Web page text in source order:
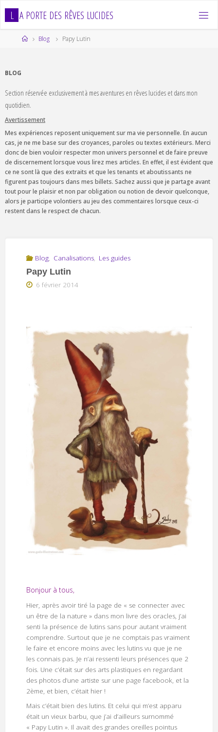
L A PORTE DES RÊVES LUCIDES
HomeBlog Papy Lutin
BLOG
Section réservée exclusivement à mes aventures en rêves lucides et dans mon
quotidien.
Avertissement
Mes expériences reposent uniquement sur ma vie personnelle. En aucun
cas, je ne me base sur des croyances, paroles ou textes extérieurs. Merci
donc de bien vouloir respecter mon univers personnel et de faire preuve
de discernement lorsque vous lirez mes articles. En effet, il est évident que
ce ne sont là que des extraits et que les tenants et aboutissants ne
figurent pas toujours dans mes billets. Sachez aussi que je partage avant
tout pour le plaisir et non par obligation ou notion de devoir quelconque,
alors je participe volontiers au jeu des commentaires lorsque ceux-ci
restent dans le respect de chacun.
Blog, Canalisations, Les guides
Papy Lutin
6 février 2014
Bonjour à tous,
Hier, après avoir tiré la page de « se connecter avec
un être de la nature » dans mon livre des oracles, j’ai
senti la présence de lutins sans pour autant vraiment
comprendre. Surtout que je ne comptais pas vraiment
le faire et encore moins avec les lutins vu que je ne
les connais pas. Je n’ai ressenti leurs présences que 2
fois. Une c’était sur des arts plastiques en regardant
des photos d’une artiste sur une page facebook, et la
2ème, et bien, c’était hier !
Mais c’était bien des lutins. Et celui qui m’est apparu
était un vieux barbu, que j’ai d’ailleurs surnommé
« Papy Lutin ». Il avait des grandes oreilles pointus